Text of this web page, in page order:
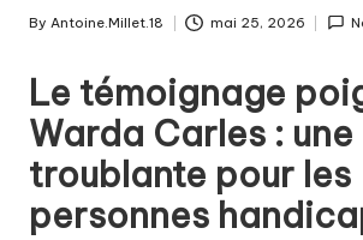
Posted
By Antoine.Millet.18 mai 25, 2026
Le témoignage
Warda Carles :
troublante pour les
personnes